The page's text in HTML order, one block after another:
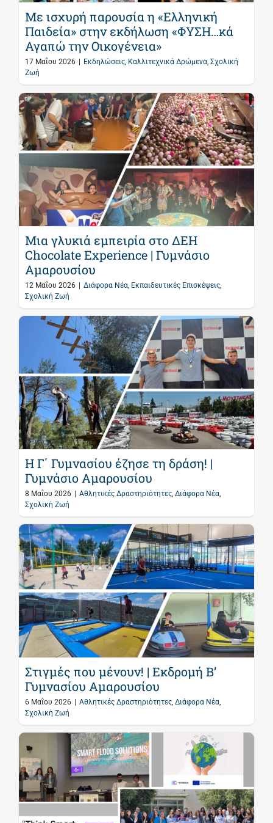
Με ισχυρή παρουσία η «Ελληνική
Παιδεία» στην εκδήλωση «ΦΥΣΗ…κά
Αγαπώ την Οικογένεια»
17 Μαΐου 2026 Εκδηλώσεις, Καλλιτεχνικά Δρώμενα, Σχολική
Ζωή
Μια γλυκιά εμπειρία στο ΔΕΗ
Chocolate Experience | Γυμνάσιο
Αμαρουσίου
12 Μαΐου 2026 | Διάφορα Νέα, Εκπαιδευτικές Επισκέψεις,
Σχολική Ζωή
Η Γ΄ Γυμνασίου έζησε τη δράση! |
Γυμνάσιο Αμαρουσίου
8 Μαΐου 2026 | Αθλητικές Δραστηριότητες, Διάφορα Νέα,
Σχολική Ζωή
Στιγμές που μένουν! | Εκδρομή Β’
Γυμνασίου Αμαρουσίου
6 Μαΐου 2026 | Αθλητικές Δραστηριότητες, Διάφορα Νέα,
Σχολική Ζωή